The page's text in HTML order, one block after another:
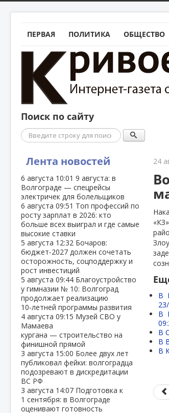
ПЕРВАЯ ПОЛИТИКА ОБЩЕСТВО
Поиск по сайту
Поиск
Лента новостей
6 августа 10:01 9 августа: в
Волгограде — спецрейсы
электричек для болельщиков
6 августа 09:51 Топ профессий по
росту зарплат в 2026: кто
больше всех выиграл и где самые
высокие ставки
5 августа 12:32 Бочаров:
бюджет‑2027 должен сочетать
осторожность, соцподдержку и
рост инвестиций
5 августа 09:44 Благоустройство
у гимназии № 10: Волгоград
продолжает реализацию
10‑летней программы развития
4 августа 09:15 Музей СВО у
Мамаева
кургана — строительство на
финишной прямой
3 августа 15:00 Более двух лет
публиковал фейки: волгоградца
подозревают в дискредитации
ВС РФ
3 августа 14:07 Подготовка к
1 сентября: в Волгограде
оценивают готовность
24
В
В
В
В
В